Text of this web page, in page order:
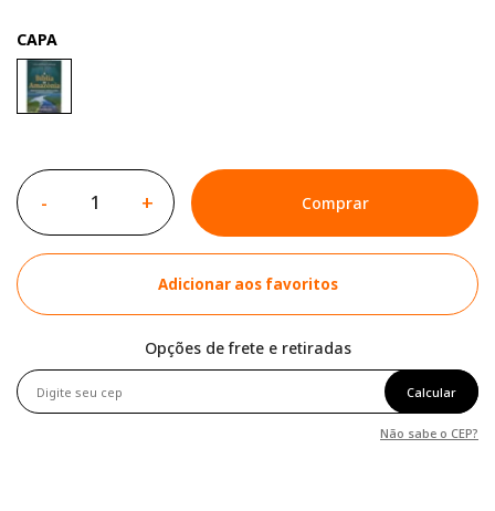
CAPA
- + Comprar
Adicionar aos favoritos
Opções de frete e retiradas
Calcular
Não sabe o CEP?